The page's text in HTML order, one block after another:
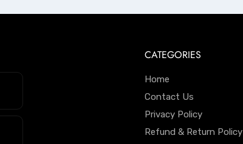
CATEGORIES
Home
Contact Us
Privacy Policy
Refund & Return Policy